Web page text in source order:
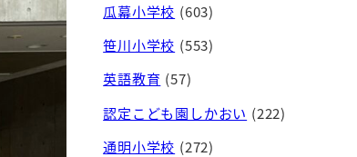
瓜幕小学校 (603)
笹川小学校 (553)
英語教育 (57)
認定こども園しかおい (222)
通明小学校 (272)